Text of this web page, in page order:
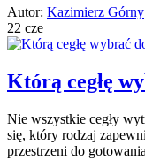
Autor: Kazimierz Górny
22 cze
Którą cegłę
Nie wszystkie cegły
się, który rodzaj
przestrzeni do